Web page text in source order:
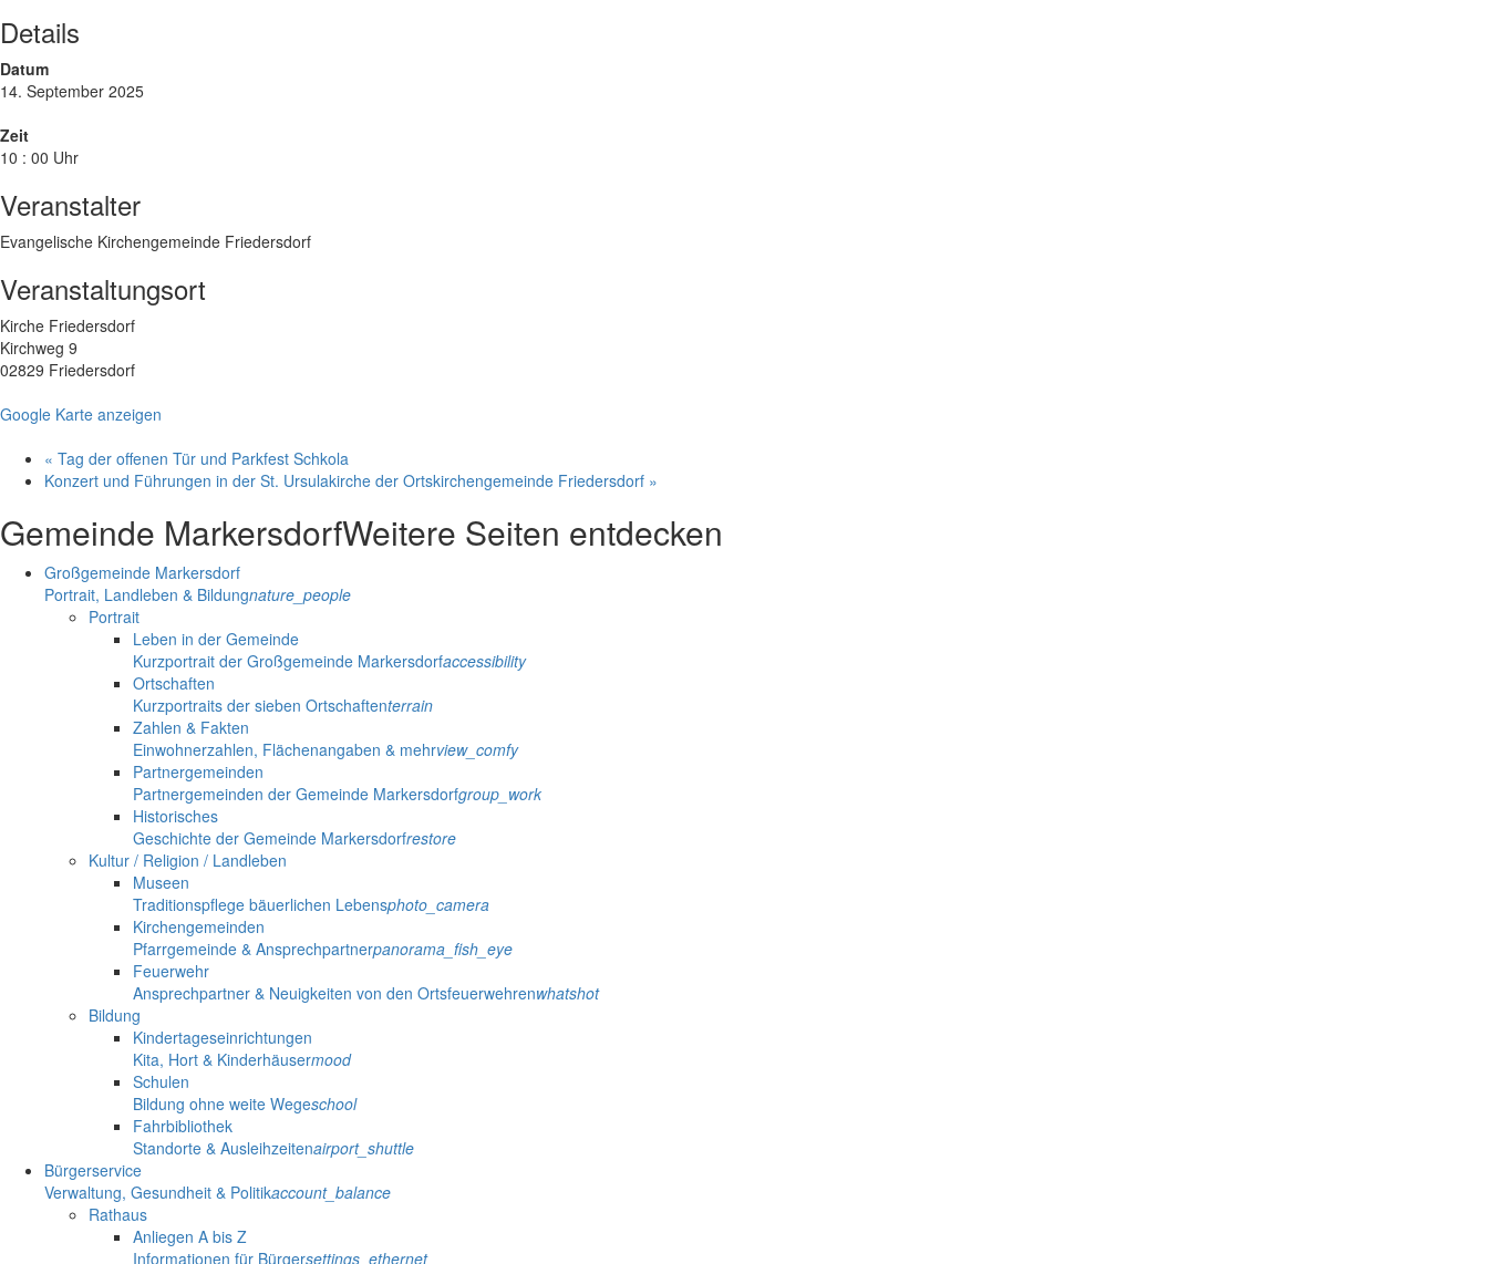
Details
Datum
14. September 2025
Zeit
10 : 00 Uhr
Veranstalter
Evangelische Kirchengemeinde Friedersdorf
Veranstaltungsort
Kirche Friedersdorf
Kirchweg 9
02829 Friedersdorf
Google Karte anzeigen
« Tag der offenen Tür und Parkfest Schkola
Konzert und Führungen in der St. Ursulakirche der Ortskirchengemeinde Friedersdorf »
Gemeinde MarkersdorfWeitere Seiten entdecken
Großgemeinde Markersdorf
Portrait, Landleben & Bildungnature_people
Portrait
Leben in der Gemeinde
Kurzportrait der Großgemeinde Markersdorfaccessibility
Ortschaften
Kurzportraits der sieben Ortschaftenterrain
Zahlen & Fakten
Einwohnerzahlen, Flächenangaben & mehrview_comfy
Partnergemeinden
Partnergemeinden der Gemeinde Markersdorfgroup_work
Historisches
Geschichte der Gemeinde Markersdorfrestore
Kultur / Religion / Landleben
Museen
Traditionspflege bäuerlichen Lebensphoto_camera
Kirchengemeinden
Pfarrgemeinde & Ansprechpartnerpanorama_fish_eye
Feuerwehr
Ansprechpartner & Neuigkeiten von den Ortsfeuerwehrenwhatshot
Bildung
Kindertageseinrichtungen
Kita, Hort & Kinderhäusermood
Schulen
Bildung ohne weite Wegeschool
Fahrbibliothek
Standorte & Ausleihzeitenairport_shuttle
Bürgerservice
Verwaltung, Gesundheit & Politikaccount_balance
Rathaus
Anliegen A bis Z
Informationen für Bürgersettings_ethernet